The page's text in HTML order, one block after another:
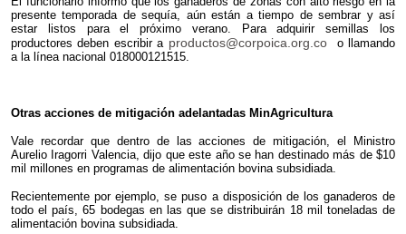
presente temporada de sequía, aún están a tiempo de sembrar y así
estar listos para el próximo verano. Para adquirir semillas los
productores deben escribir a productos@corpoica.org.coo llamando
a la línea nacional 018000121515.
Otras acciones de mitigación adelantadas MinAgricultura
Vale recordar que dentro de las acciones de mitigación, el Ministro
Aurelio Iragorri Valencia, dijo que este año se han destinado más de $10
mil millones en programas de alimentación bovina subsidiada.
Recientemente por ejemplo, se puso a disposición de los ganaderos de
todo el país, 65 bodegas en las que se distribuirán 18 mil toneladas de
alimentación bovina subsidiada.